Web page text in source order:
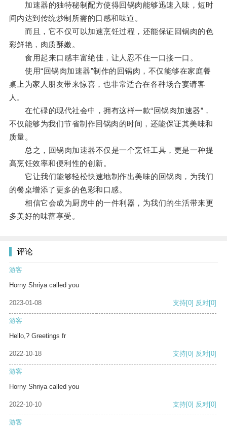
加速器的独特秘制配方使得回锅肉能够迅速入味，短时
间内达到传统炒制所需的口感和味道。
而且，它不仅可以加速烹饪过程，还能保证回锅肉的色
彩鲜艳，肉质酥嫩。
食用起来口感丰富绝佳，让人忍不住一口接一口。
使用“回锅肉加速器”制作的回锅肉，不仅能够在家庭餐
桌上为家人朋友带来惊喜，也非常适合在各种场合宴请客
人。
在忙碌的现代社会中，拥有这样一款“回锅肉加速器”，
不仅能够为我们节省制作回锅肉的时间，还能保证其美味和
质量。
总之，回锅肉加速器不仅是一个烹饪工具，更是一种提
高烹饪效率和便利性的创新。
它让我们能够轻松快速地制作出美味的回锅肉，为我们
的餐桌增添了更多的色彩和口感。
相信它会成为厨房中的一件利器，为我们的生活带来更
多美好的味蕾享受。
评论
游客
Horny Shriya called you
2023-01-08 支持[0] 反对[0]
游客
Hello,? Greetings fr
2022-10-18 支持[0] 反对[0]
游客
Horny Shriya called you
2022-10-10 支持[0] 反对[0]
游客